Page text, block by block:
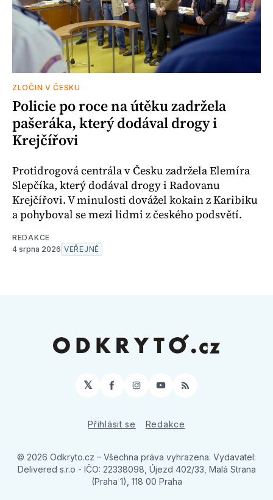
ZLOČIN V ČESKU
Policie po roce na útěku zadržela
pašeráka, který dodával drogy i
Krejčířovi
Protidrogová centrála v Česku zadržela Elemíra
Slepčíka, který dodával drogy i Radovanu
Krejčířovi. V minulosti dovážel kokain z Karibiku
a pohyboval se mezi lidmi z českého podsvětí.
REDAKCE
4 srpna 2026 VEŘEJNÉ
𝕏 Facebook
Instagram
YouTube
RSS
Přihlásit se Redakce
© 2026 Odkryto.cz – Všechna práva vyhrazena. Vydavatel:
Delivered s.r.o - IČO: 22338098, Újezd 402/33, Malá Strana
(Praha 1), 118 00 Praha